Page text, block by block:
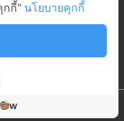
กกี้" นโยบายคุกกี้